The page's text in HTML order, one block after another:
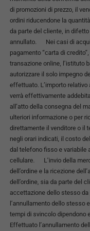
di promozioni di prezzo, il
ordini riducendone la
da parte del cliente, in difetto
annullato. Nei casi di
pagamento “carta di
transazione online, l’istituto
autorizzare il solo impegno
effettuato. L’importo relativo
verrà effettivamente
all’atto della consegna del
ulteriori informazione o per
direttamente il venditore o il
negli orari indicati, il costo
dal telefono fisso e variabile
cellulare. L’invio della
dell’ordine e la ricezione
dell’ordine, sia da parte del
accettazione dello stesso
l’annullamento dello stesso
tempi di svincolo dipendono
Effettuato l’annullamento